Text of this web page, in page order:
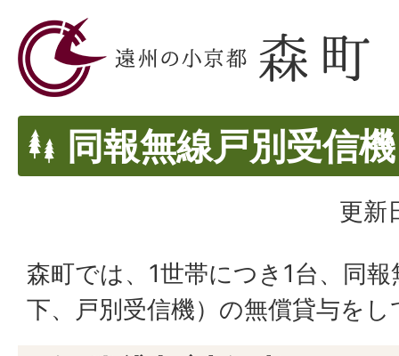
同報無線戸別受信
更新
森町では、1世帯につき1台、同
下、戸別受信機）の無償貸与を